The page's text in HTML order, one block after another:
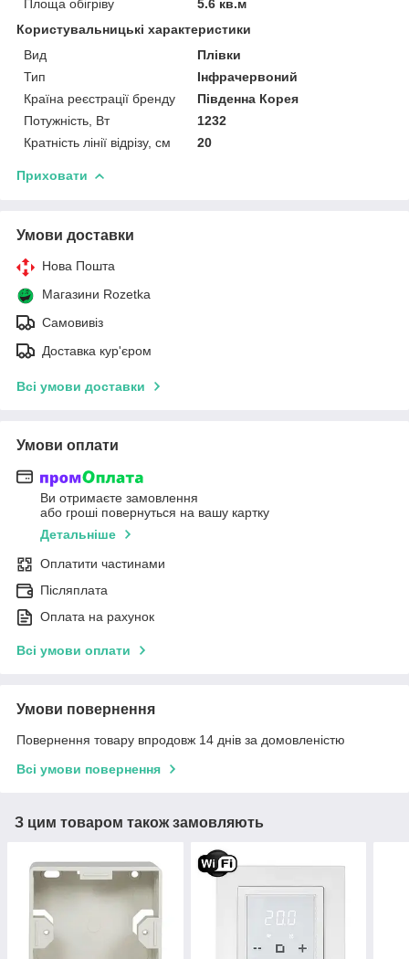
Площа обігріву
5.6 кв.м
Користувальницькі характеристики
Вид
Плівки
Тип
Інфрачервоний
Країна реєстрації бренду
Південна Корея
Потужність, Вт
1232
Кратність лінії відрізу, см
20
Приховати
Умови доставки
Нова Пошта
Магазини Rozetka
Самовивіз
Доставка кур'єром
Всі умови доставки
Умови оплати
Ви отримаєте замовлення
або гроші повернуться на вашу картку
Детальніше
Оплатити частинами
Післяплата
Оплата на рахунок
Всі умови оплати
Умови повернення
Повернення товару впродовж 14 днів за домовленістю
Всі умови повернення
З цим товаром також замовляють